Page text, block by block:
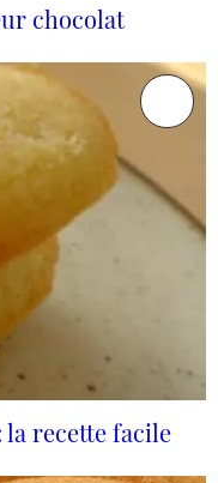
chocolat
recette facile